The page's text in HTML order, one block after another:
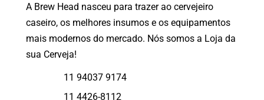
A Brew Head nasceu para trazer ao cervejeiro
caseiro, os melhores insumos e os equipamentos
mais modernos do mercado. Nós somos a Loja da
sua Cerveja!
11 94037 9174
11 4426-8112